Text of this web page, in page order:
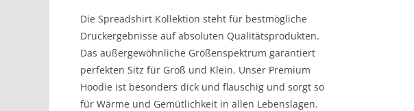
Die Spreadshirt Kollektion steht für bestmögliche
Druckergebnisse auf absoluten Qualitätsprodukten.
Das außergewöhnliche Größenspektrum garantiert
perfekten Sitz für Groß und Klein. Unser Premium
Hoodie ist besonders dick und flauschig und sorgt so
für Wärme und Gemütlichkeit in allen Lebenslagen.